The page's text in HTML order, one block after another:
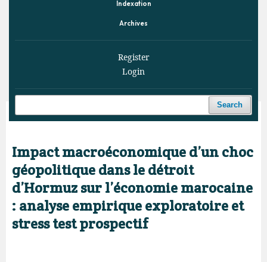
Indexation
Archives
Register
Login
Search
Home / Archives / Vol. 9 No. 2 (2026) / Articles
Impact macroéconomique d’un choc
géopolitique dans le détroit
d’Hormuz sur l’économie marocaine
: analyse empirique exploratoire et
stress test prospectif